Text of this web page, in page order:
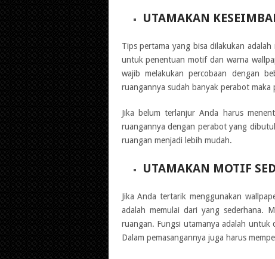
UTAMAKAN
Tips pertama yang bisa dilakukan
untuk penentuan motif dan warna
wajib melakukan percobaan dengan
ruangannya sudah banyak perabot
Jika belum terlanjur Anda harus
ruangannya dengan perabot yang
ruangan menjadi lebih mudah.
UTAMAKAN MOTIF
Jika Anda tertarik menggunakan
adalah memulai dari yang sederhana.
ruangan. Fungsi utamanya adalah untuk
Dalam pemasangannya juga harus